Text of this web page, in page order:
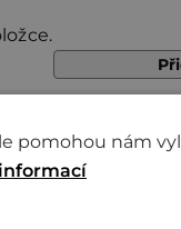
pomohou nám